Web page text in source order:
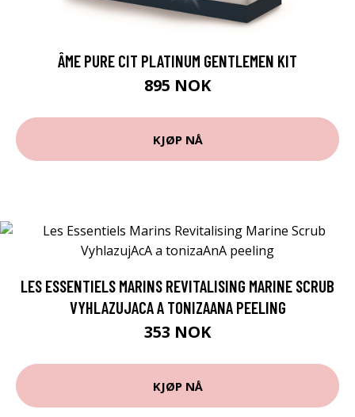
ÂME PURE CIT PLATINUM GENTLEMEN KIT
895 NOK
KJØP NÅ
LES ESSENTIELS MARINS REVITALISING MARINE SCRUB
VYHLAZUJACA A TONIZAANA PEELING
353 NOK
KJØP NÅ